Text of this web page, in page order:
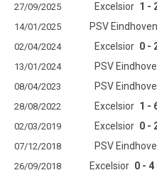
27/09/2025
Excelsior 1 -
14/01/2025
PSV Eindhoven
02/04/2024
Excelsior 0 -
13/01/2024
PSV
08/04/2023
PSV
28/08/2022
Excelsior 1 -
02/03/2019
Excelsior 0 -
07/12/2018
PSV
26/09/2018
Excelsior 0 - 4